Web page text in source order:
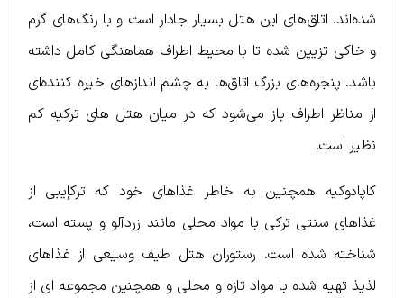
شده‌اند. اتاق‌های این هتل بسیار جادار است و با رنگ‌های گرم
و خاکی تزیین شده تا با محیط اطراف هماهنگی کامل داشته
باشد. پنجره‌های بزرگ اتاق‌ها به چشم اندازهای خیره کننده‌ای
از مناظر اطراف باز می‌شود که در میان هتل های ترکیه کم
نظیر است.
کاپادوکیه همچنین به خاطر غذاهای خود که ترکإیبی از
غذاهای سنتی ترکی با مواد محلی مانند زردآلو و پسته است،
شناخته شده است. رستوران هتل طیف وسیعی از غذاهای
لذیذ تهیه شده با مواد تازه و محلی و همچنین مجموعه ای از